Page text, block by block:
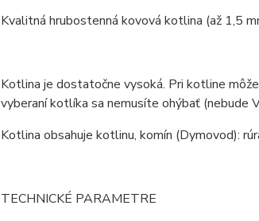
Kvalitná hrubostenná kovová kotlina (až 1,5
Kotlina je dostatočne vysoká. Pri kotline
vyberaní kotlíka sa nemusíte ohýbať (nebude
Kotlina obsahuje kotlinu, komín (Dymovod):
TECHNICKÉ PARAMETRE